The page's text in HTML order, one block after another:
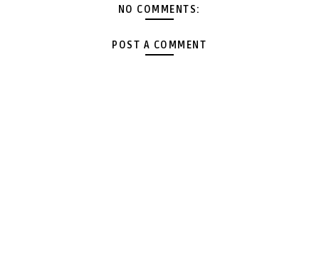
NO COMMENTS:
POST A COMMENT